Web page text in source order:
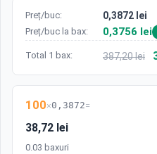
Preț/buc: 0,3872 lei
Preț/buc la bax: 0,3756 lei
Total 1 bax: 387,20 lei
100×0,3872=
38,72 lei
0.03 baxuri